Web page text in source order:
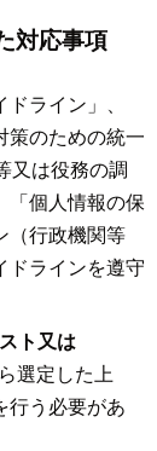
対応事項
ライン」、
策のための統一
又は役務の調
「個人情報の保
（行政機関等
ドラインを遵守
ト又は
選定した上
行う必要があ